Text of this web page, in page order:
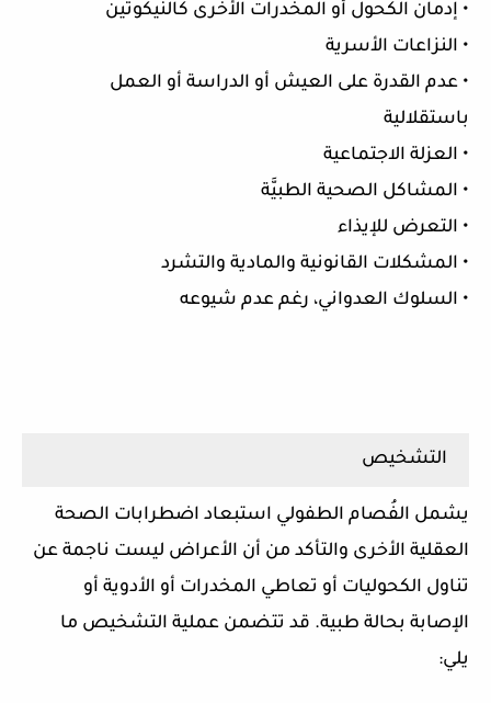
• إدمان الكحول أو المخدرات الأخرى كالنيكوتين
• النزاعات الأسرية
• عدم القدرة على العيش أو الدراسة أو العمل
باستقلالية
• العزلة الاجتماعية
• المشاكل الصحية الطبيَّة
• التعرض للإيذاء
• المشكلات القانونية والمادية والتشرد
• السلوك العدواني، رغم عدم شيوعه
التشخيص
يشمل الفُصام الطفولي استبعاد اضطرابات الصحة
العقلية الأخرى والتأكد من أن الأعراض ليست ناجمة عن
تناول الكحوليات أو تعاطي المخدرات أو الأدوية أو
الإصابة بحالة طبية. قد تتضمن عملية التشخيص ما
يلي: